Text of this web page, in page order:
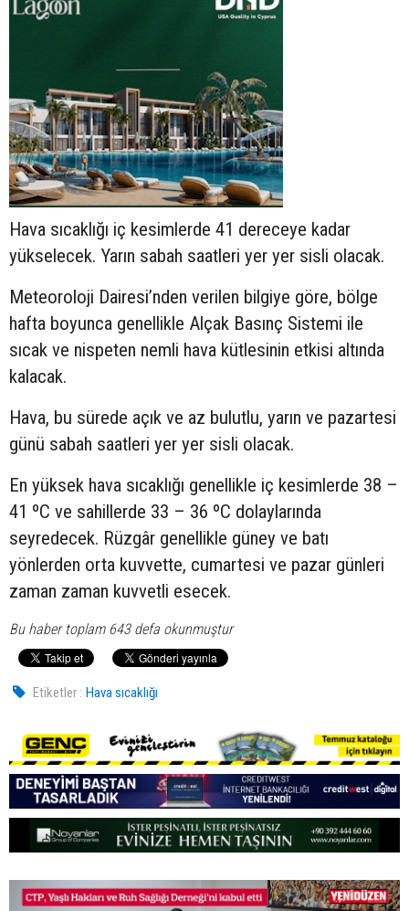
Hava sıcaklığı iç kesimlerde 41 dereceye kadar
yükselecek. Yarın sabah saatleri yer yer sisli olacak.
Meteoroloji Dairesi’nden verilen bilgiye göre, bölge
hafta boyunca genellikle Alçak Basınç Sistemi ile
sıcak ve nispeten nemli hava kütlesinin etkisi altında
kalacak.
Hava, bu sürede açık ve az bulutlu, yarın ve pazartesi
günü sabah saatleri yer yer sisli olacak.
En yüksek hava sıcaklığı genellikle iç kesimlerde 38 –
41 ºC ve sahillerde 33 – 36 ºC dolaylarında
seyredecek. Rüzgâr genellikle güney ve batı
yönlerden orta kuvvette, cumartesi ve pazar günleri
zaman zaman kuvvetli esecek.
Bu haber toplam 643 defa okunmuştur
Etiketler : Hava sıcaklığı